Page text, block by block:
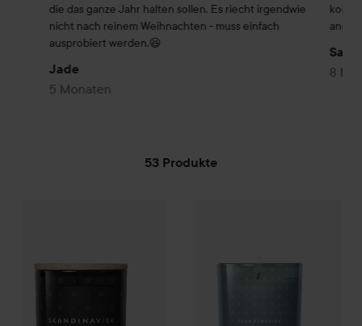
die das ganze Jahr halten sollen. Es riecht irgendwie
nicht nach reinem Weihnachten - muss einfach
ausprobiert werden.😆
Jade
5 Monaten
Sarali
8
53 Produkte